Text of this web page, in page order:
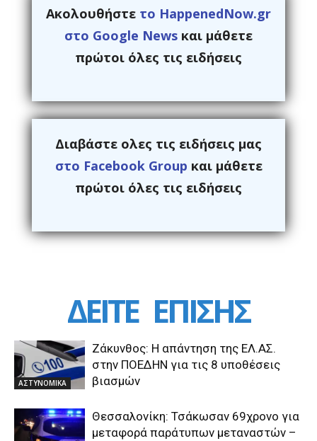
Ακολουθήστε το HappenedNow.gr
στο Google News και μάθετε
πρώτοι όλες τις ειδήσεις
Διαβάστε ολες τις ειδήσεις μας
στο Facebook Group και μάθετε
πρώτοι όλες τις ειδήσεις
ΔΕΙΤΕ ΕΠΙΣΗΣ
ΑΣΤΥΝΟΜΙΚΑ
Ζάκυνθος: Η απάντηση της ΕΛ.ΑΣ.
στην ΠΟΕΔΗΝ για τις 8 υποθέσεις
βιασμών
Θεσσαλονίκη: Τσάκωσαν 69χρονο για
μεταφορά παράτυπων μεταναστών –